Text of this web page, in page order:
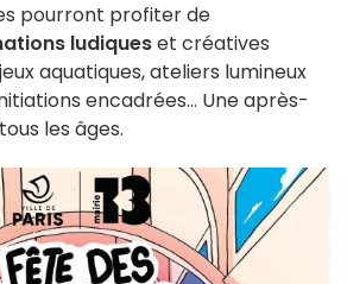
pourront profiter de
ludiqueset créatives
aquatiques, ateliers lumineux
encadrées… Une après-
les âges.